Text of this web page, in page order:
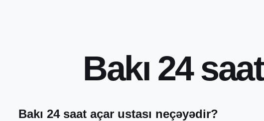
Bakı 24 saat
Bakı 24 saat açar ustası neçəyədir?